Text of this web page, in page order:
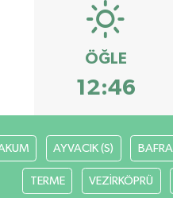
ÖĞLE
12:46
AYVACIK (S) BAFRA
TERME VEZİRKÖPRÜ